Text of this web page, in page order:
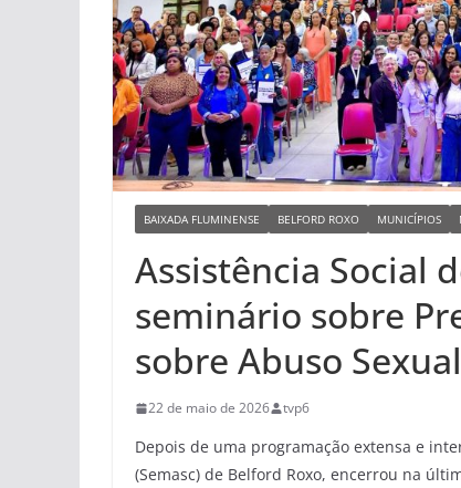
BAIXADA FLUMINENSE BELFORD ROXO MUNICÍPIOS
Assistência Social
seminário sobre
sobre Abuso
22 de maio de 2026 tvp6
Depois de uma programação extensa e
(Semasc) de Belford Roxo, encerrou na